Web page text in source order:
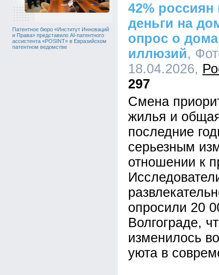
Патентное бюро «Институт Инноваций
и Права» представило AI-патентного
ассистента «POSINT» в Евразийском
патентном ведомстве
42% россиян
деньги на
опрос о
иллюзий,
18.04.2026,
297
Смена
жилья и
последние
серьезным
отношении к
опросили 20
Волгограде,
изменилось
уюта в